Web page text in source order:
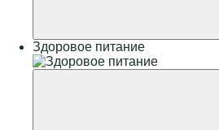
Здоровое питание